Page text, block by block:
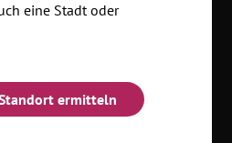
eine Stadt oder
ermitteln